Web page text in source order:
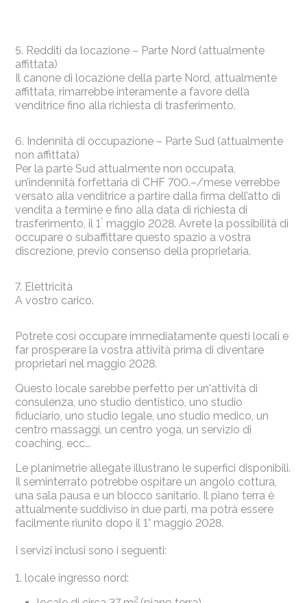
5. Redditi da locazione – Parte Nord (attualmente
affittata)
Il canone di locazione della parte Nord, attualmente
affittata, rimarrebbe interamente a favore della
venditrice fino alla richiesta di trasferimento.
6. Indennità di occupazione – Parte Sud (attualmente
non affittata)
Per la parte Sud attualmente non occupata,
un’indennità forfettaria di CHF 700.–/mese verrebbe
versato alla venditrice a partire dalla firma dell’atto di
vendita a termine e fino alla data di richiesta di
trasferimento, il 1° maggio 2028. Avrete la possibilità di
occupare o subaffittare questo spazio a vostra
discrezione, previo consenso della proprietaria.
7. Elettricità
A vostro carico.
Potrete così occupare immediatamente questi locali e
far prosperare la vostra attività prima di diventare
proprietari nel maggio 2028.
Questo locale sarebbe perfetto per un'attività di
consulenza, uno studio dentistico, uno studio
fiduciario, uno studio legale, uno studio medico, un
centro massaggi, un centro yoga, un servizio di
coaching, ecc...
Le planimetrie allegate illustrano le superfici disponibili.
Il seminterrato potrebbe ospitare un angolo cottura,
una sala pausa e un blocco sanitario. Il piano terra è
attualmente suddiviso in due parti, ma potrà essere
facilmente riunito dopo il 1° maggio 2028.
I servizi inclusi sono i seguenti:
1. locale ingresso nord:
2